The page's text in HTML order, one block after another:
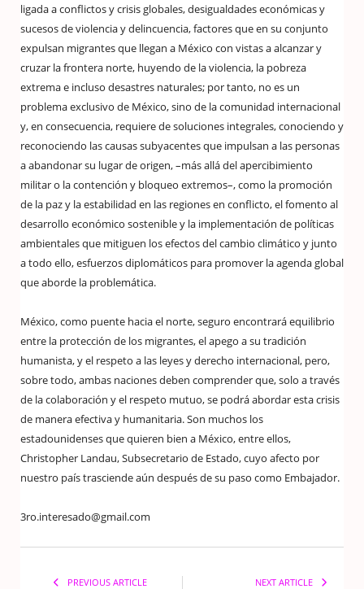
ligada a conflictos y crisis globales, desigualdades económicas y
sucesos de violencia y delincuencia, factores que en su conjunto
expulsan migrantes que llegan a México con vistas a alcanzar y
cruzar la frontera norte, huyendo de la violencia, la pobreza
extrema e incluso desastres naturales; por tanto, no es un
problema exclusivo de México, sino de la comunidad internacional
y, en consecuencia, requiere de soluciones integrales, conociendo y
reconociendo las causas subyacentes que impulsan a las personas
a abandonar su lugar de origen, –más allá del apercibimiento
militar o la contención y bloqueo extremos–, como la promoción
de la paz y la estabilidad en las regiones en conflicto, el fomento al
desarrollo económico sostenible y la implementación de políticas
ambientales que mitiguen los efectos del cambio climático y junto
a todo ello, esfuerzos diplomáticos para promover la agenda global
que aborde la problemática.
México, como puente hacia el norte, seguro encontrará equilibrio
entre la protección de los migrantes, el apego a su tradición
humanista, y el respeto a las leyes y derecho internacional, pero,
sobre todo, ambas naciones deben comprender que, solo a través
de la colaboración y el respeto mutuo, se podrá abordar esta crisis
de manera efectiva y humanitaria. Son muchos los
estadounidenses que quieren bien a México, entre ellos,
Christopher Landau, Subsecretario de Estado, cuyo afecto por
nuestro país trasciende aún después de su paso como Embajador.
3ro.interesado@gmail.com
PREVIOUS ARTICLE NEXT ARTICLE